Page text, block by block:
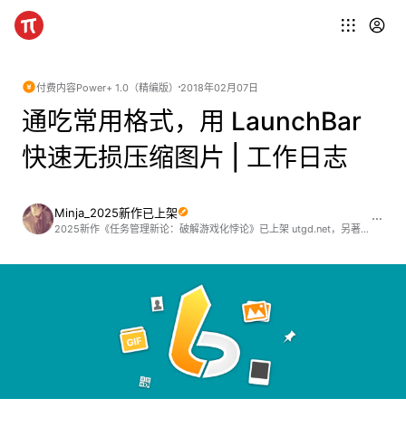
付费内容Power+ 1.0（精编版） 2018年02月07日
通吃常用格式，用 LaunchBar
快速无损压缩图片 | 工作日志
Minja_2025新作已上架
2025新作《任务管理新论：破解游戏化悖论》已上架 utgd.net，另著有《信息管理》《用 DEVONthink 驾驭 RSS 在线阅读》《在线搜索指津》(2024)《Shortcuts+ 自动化设计之道》《Keyboard Maestro 进阶指引》《Anki 进阶手册》等，欢迎阅读选购 ;)